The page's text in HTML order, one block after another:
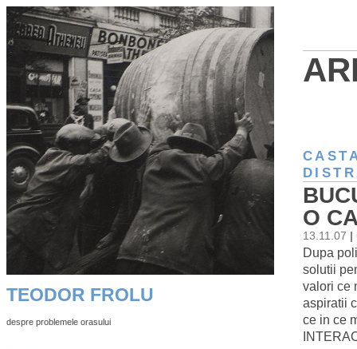
O
13.11.07
Dupa
solutii
valori ce
aspiratii
ce in ce
TEODOR FROLU
despre problemele orasului